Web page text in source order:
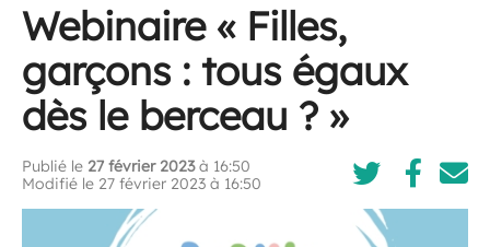
Webinaire « Filles,
garçons : tous égaux
dès le berceau ? »
Publié le 27 février 2023à 16:50
Modifié le 27 février 2023 à 16:50